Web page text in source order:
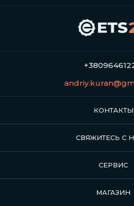
КОНТАКТЫ
СВЯЖИТЕСЬ С
СЕРВИС
МАГАЗИН